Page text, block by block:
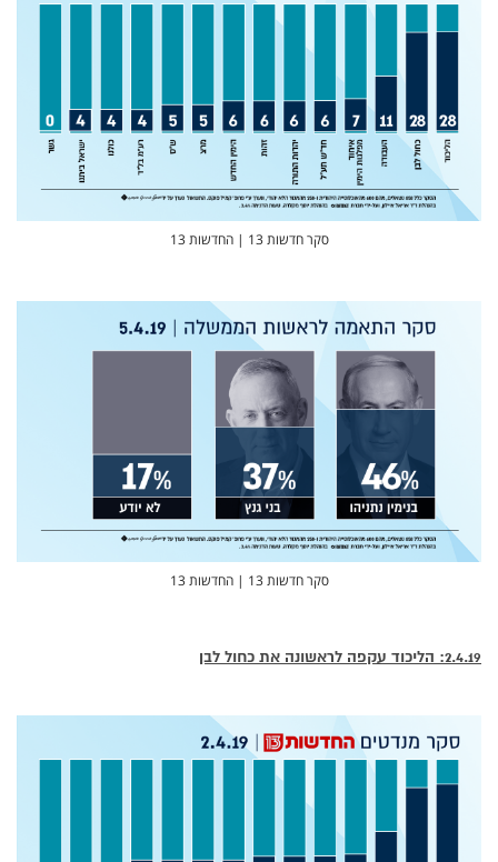
סקר חדשות 13 | החדשות 13
סקר חדשות 13 | החדשות 13
2.4.19: הליכוד עקפה לראשונה את כחול לבן